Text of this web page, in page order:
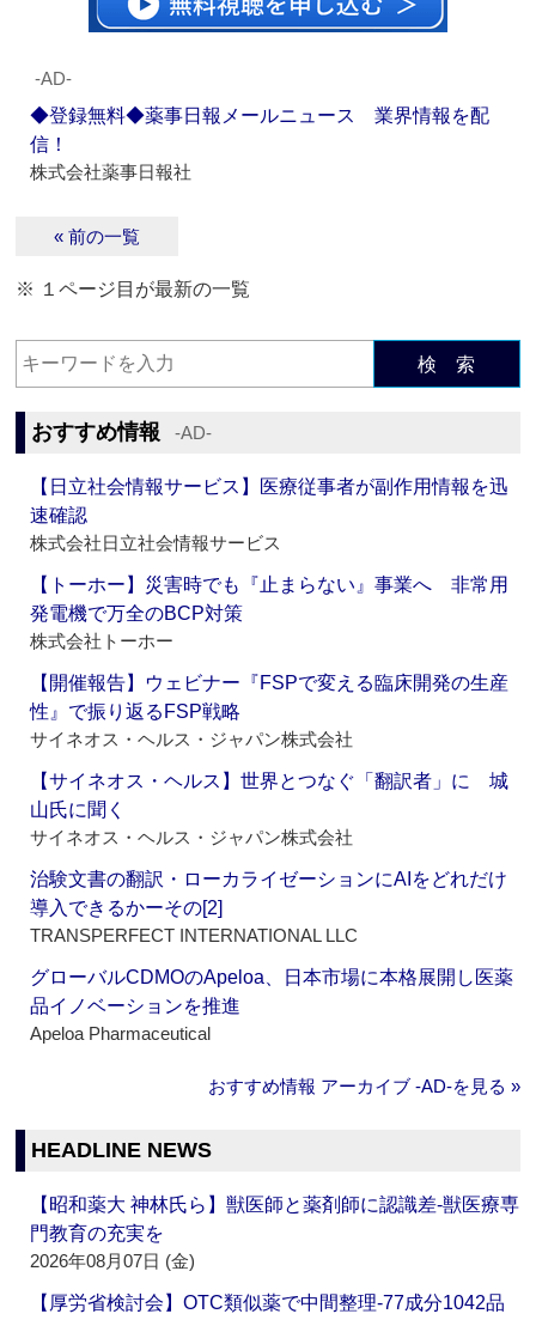
‐AD‐
◆登録無料◆薬事日報メールニュース 業界情報を配
信！
株式会社薬事日報社
« 前の一覧
※ １ページ目が最新の一覧
検 索
おすすめ情報 ‐AD‐
【日立社会情報サービス】医療従事者が副作用情報を迅
速確認
株式会社日立社会情報サービス
【トーホー】災害時でも『止まらない』事業へ 非常用
発電機で万全のBCP対策
株式会社トーホー
【開催報告】ウェビナー『FSPで変える臨床開発の生産
性』で振り返るFSP戦略
サイネオス・ヘルス・ジャパン株式会社
【サイネオス・ヘルス】世界とつなぐ「翻訳者」に 城
山氏に聞く
サイネオス・ヘルス・ジャパン株式会社
治験文書の翻訳・ローカライゼーションにAIをどれだけ
導入できるかーその[2]
TRANSPERFECT INTERNATIONAL LLC
グローバルCDMOのApeloa、日本市場に本格展開し医薬
品イノベーションを推進
Apeloa Pharmaceutical
おすすめ情報 アーカイブ ‐AD‐を見る »
HEADLINE NEWS
【昭和薬大 神林氏ら】獣医師と薬剤師に認識差‐獣医療専
門教育の充実を
2026年08月07日 (金)
【厚労省検討会】OTC類似薬で中間整理‐77成分1042品